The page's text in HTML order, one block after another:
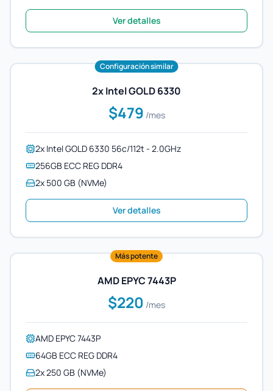
Ver detalles
Configuración similar
2x Intel GOLD 6330
$479 /mes
2x Intel GOLD 6330 56c/112t - 2.0GHz
256GB ECC REG DDR4
2x 500 GB (NVMe)
Ver detalles
Más potente
AMD EPYC 7443P
$220 /mes
AMD EPYC 7443P
64GB ECC REG DDR4
2x 250 GB (NVMe)